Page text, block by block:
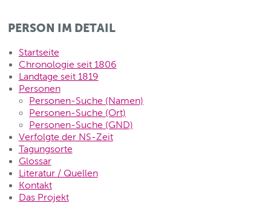
PERSON IM DETAIL
Startseite
Chronologie seit 1806
Landtage seit 1819
Personen
Personen-Suche (Namen)
Personen-Suche (Ort)
Personen-Suche (GND)
Verfolgte der NS-Zeit
Tagungsorte
Glossar
Literatur / Quellen
Kontakt
Das Projekt